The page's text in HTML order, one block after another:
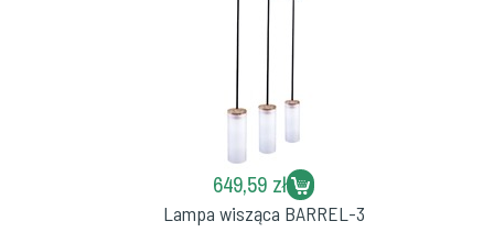
649,59 zł
Lampa wisząca BARREL-3